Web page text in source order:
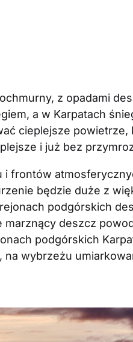
z opadami
a w Karpatach
cieplejsze
i już bez
i frontów
będzie duże z
podgórskich
deszcz
podgórskich
na wybrzeżu